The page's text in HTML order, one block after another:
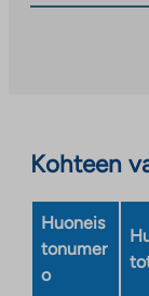
Kohteen
Huoneis
tonumer
o